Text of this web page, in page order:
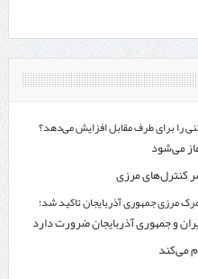
را برای طرف مقابل افزایش می‌دهد؟
می‌شود
سر کنترل‌های مرزی
مرزی جمهوری آذربایجان تاکید شد؛
و جمهوری آذربایجان ضرورت دارد
می‌کند